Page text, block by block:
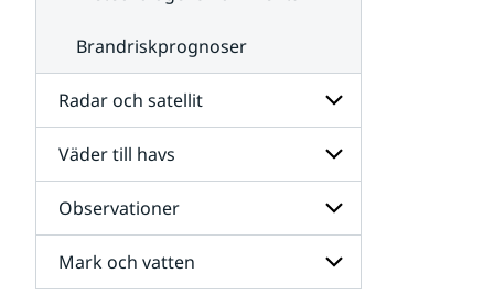
Brandriskprognoser
Radar och satellit
Undersidor
för
Radar
och
satellit
Väder till havs
Undersidor
för
Väder
till
havs
Observationer
Undersidor
för
Mark och vatten